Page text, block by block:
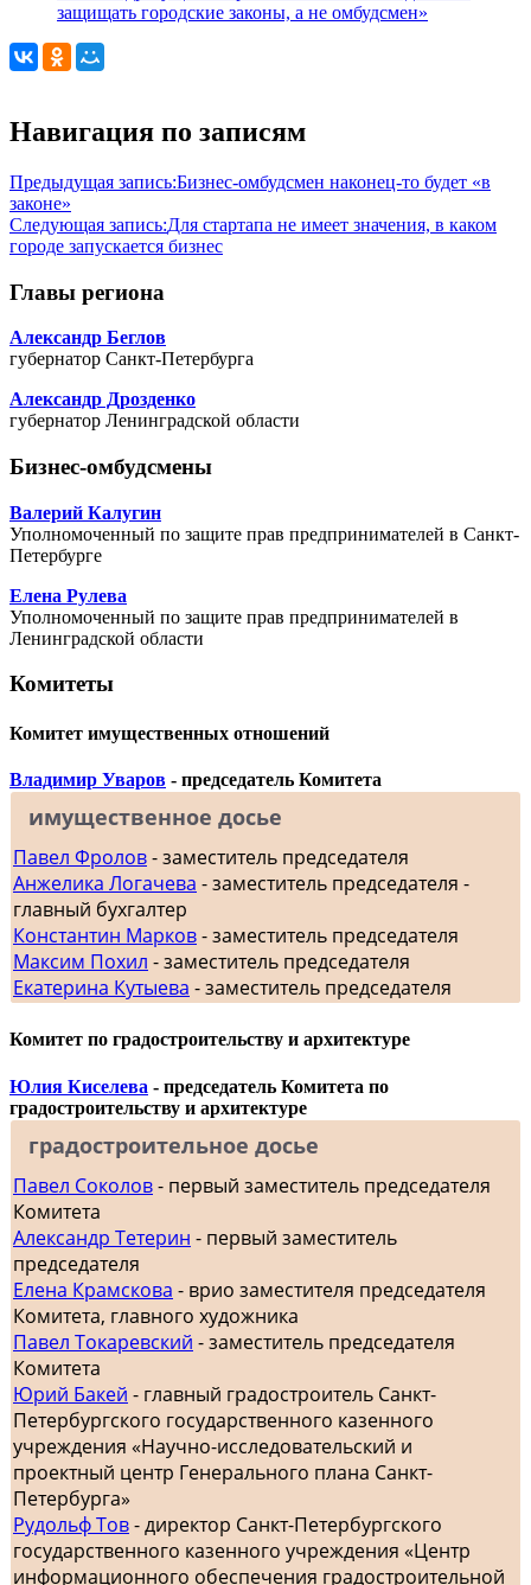
защищать городские законы, а не омбудсмен»
Навигация по записям
Предыдущая запись:Бизнес-омбудсмен наконец-то будет «в
законе»
Следующая запись:Для стартапа не имеет значения, в каком
городе запускается бизнес
Главы региона
Александр Беглов
губернатор Санкт-Петербурга
Александр Дрозденко
губернатор Ленинградской области
Бизнес-омбудсмены
Валерий Калугин
Уполномоченный по защите прав предпринимателей в Санкт-
Петербурге
Елена Рулева
Уполномоченный по защите прав предпринимателей в
Ленинградской области
Комитеты
Комитет имущественных отношений
Владимир Уваров - председатель Комитета
имущественное досье
Павел Фролов- заместитель председателя
Анжелика Логачева - заместитель председателя -
главный бухгалтер
Константин Марков- заместитель председателя
Максим Похил - заместитель председателя
Екатерина Кутыева - заместитель председателя
Комитет по градостроительству и архитектуре
Юлия Киселева - председатель Комитета по
градостроительству и архитектуре
градостроительное досье
Павел Соколов- первый заместитель председателя
Комитета
Александр Тетерин - первый заместитель
председателя
Елена Крамскова - врио заместителя председателя
Комитета, главного художника
Павел Токаревский - заместитель председателя
Комитета
Юрий Бакей - главный градостроитель Санкт-
Петербургского государственного казенного
учреждения «Научно-исследовательский и
проектный центр Генерального плана Санкт-
Петербурга»
Рудольф Тов- директор Санкт-Петербургского
государственного казенного учреждения «Центр
информационного обеспечения градостроительной